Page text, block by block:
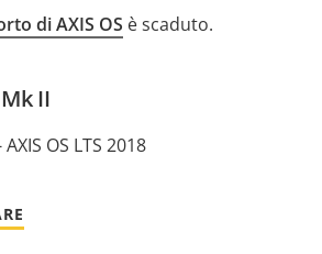
di AXIS OS è scaduto.
II
OS LTS 2018